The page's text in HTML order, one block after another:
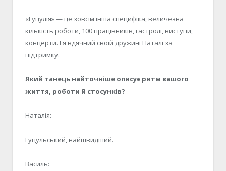
«Гуцулія» — це зовсім інша специфіка, величезна
кількість роботи, 100 працівників, гастролі, виступи,
концерти. І я вдячний своїй дружині Наталі за
підтримку.
Який танець найточніше описує ритм вашого
життя, роботи й стосунків?
Наталія:
Гуцульський, найшвидший.
Василь: